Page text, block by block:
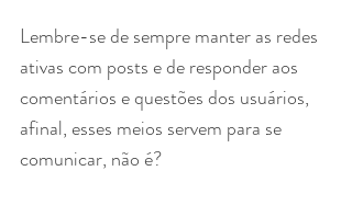
Lembre-se de sempre manter as redes
ativas com posts e de responder aos
comentários e questões dos usuários,
afinal, esses meios servem para se
comunicar, não é?